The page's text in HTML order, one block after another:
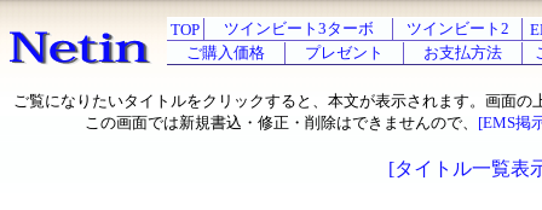
TOP ツインビート3ターボ ツインビート2
ご購入価格
プレゼント お支払方法
ご覧になりたいタイトルをクリックすると、本文が表示されます。画面の
この画面では新規書込・修正・削除はできませんので、 [EMS掲
[タイトル一覧表